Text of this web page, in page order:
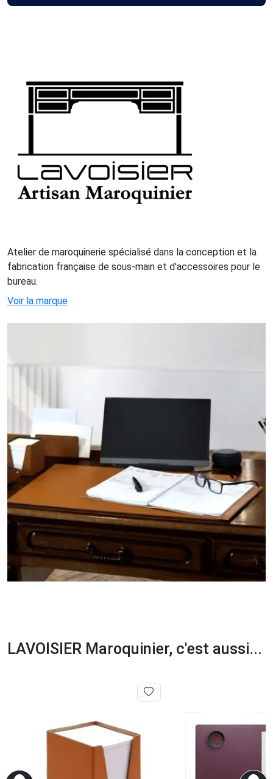
Atelier de maroquinerie spécialisé dans la conception et la
fabrication française de sous-main et d'accessoires pour le
bureau.
Voir la marque
LAVOISIER Maroquinier, c'est aussi...